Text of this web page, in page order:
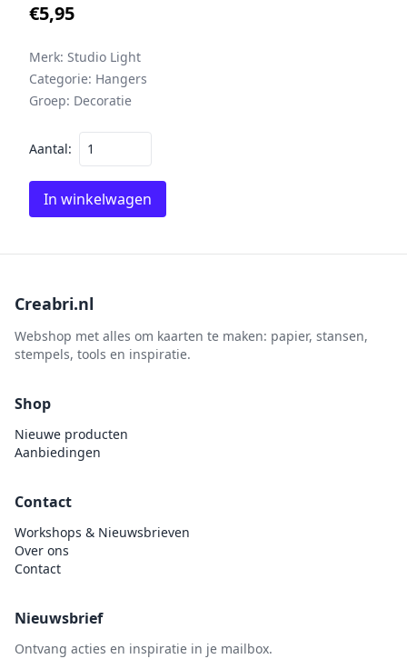
€5,95
Merk: Studio Light
Categorie: Hangers
Groep: Decoratie
Aantal:
In winkelwagen
Creabri.nl
Webshop met alles om kaarten te maken: papier, stansen,
stempels, tools en inspiratie.
Shop
Nieuwe producten
Aanbiedingen
Contact
Workshops & Nieuwsbrieven
Over ons
Contact
Nieuwsbrief
Ontvang acties en inspiratie in je mailbox.